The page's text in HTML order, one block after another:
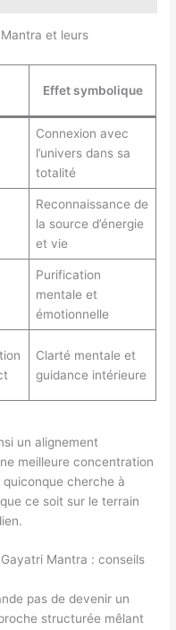
et leurs
Effet symbolique
Connexion avec
l’univers dans sa
totalité
Reconnaissance de
la source d’énergie
et vie
Purification
mentale et
émotionnelle
Clarté mentale et
guidance intérieure
un alignement
meilleure concentration
cherche à
ce soit sur le terrain
Mantra : conseils
pas de devenir un
structurée mêlant